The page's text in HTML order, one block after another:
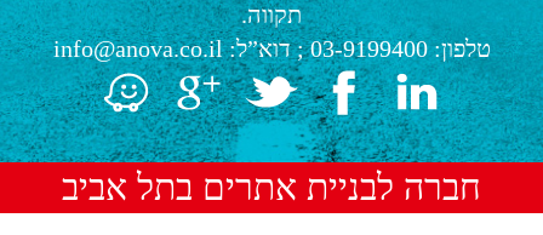
תקווה.
טלפון:03-9199400; דוא”ל:info@anova.co.il
חברה לבניית אתרים בתל אביב